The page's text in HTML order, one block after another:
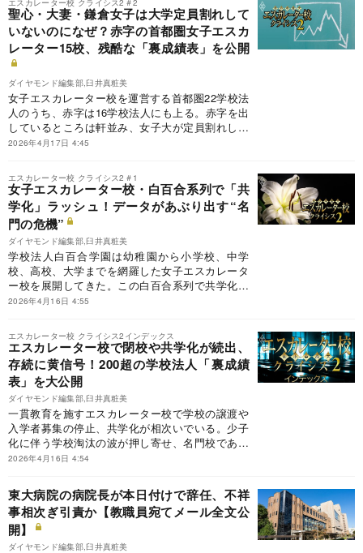
エスカレーター校を運営する「勝ち組」の5学校
法人を明らかにし、ダイヤモンド編集部独自の
「裏成績表」を公開する。
エスカレーター校 クライシス2＃2
聖心・大妻・鎌倉女子は大学定員割れして
いないのになぜ？赤字の首都圏女子エスカ
レーター15校、残酷な「裏成績表」を公開
ダイヤモンド編集部,臼井真粧美
女子エスカレーター校を運営する首都圏22学校法
人のうち、赤字は16学校法人にも上る。赤字を出
しているところは軒並み、女子大が定員割れして
いる。しかし、聖心女子大学を擁する聖心女子学
女子大学の3学校法人は、大学の定員が埋まって
いるにもかかわらず、赤字。なぜ赤字なのか。首
都圏で女子エスカレーター校を運営する赤字の15
学校法人について、ダイヤモンド編集部独自の
「裏成績表」を一挙公開する。
2026年4月17日 4:45
エスカレーター校 クライシス2＃1
女子エスカレーター校・白百合系列で「共
学化」ラッシュ！データがあぶり出す“名
門の危機”
ダイヤモンド編集部,臼井真粧美
学校法人白百合学園は幼稚園から小学校、中学
校、高校、大学までを網羅した女子エスカレータ
ー校を展開してきた。この白百合系列で共学化ラ
ッシュが起きている。ダイヤモンド編集部独自の
エスカレーター校の危機をあぶり出す。
2026年4月16日 4:55
エスカレーター校 クライシス2インデックス
エスカレーター校で閉校や共学化が続出、
存続に黄信号！200超の学校法人「裏成績
表」を大公開
ダイヤモンド編集部,臼井真粧美
一貫教育を施すエスカレーター校で学校の譲渡や
入学者募集の停止、共学化が相次いでいる。少子
化に伴う学校淘汰の波が押し寄せ、名門校であっ
ても赤字や定員割れに直面し、幼稚園、小学校、
ことが難しくなっているのだ。今後はますます厳
しい局面に入る。エスカレーター校を運営する全
国200超の学校法人について財務データを軸に
「裏成績表」を作成し、危機の実態をつまびらか
にする。
2026年4月16日 4:54
東大病院の病院長が本日付けで辞任、不祥
事相次ぎ引責か【教職員宛てメール全文公
開】
ダイヤモンド編集部,臼井真粧美